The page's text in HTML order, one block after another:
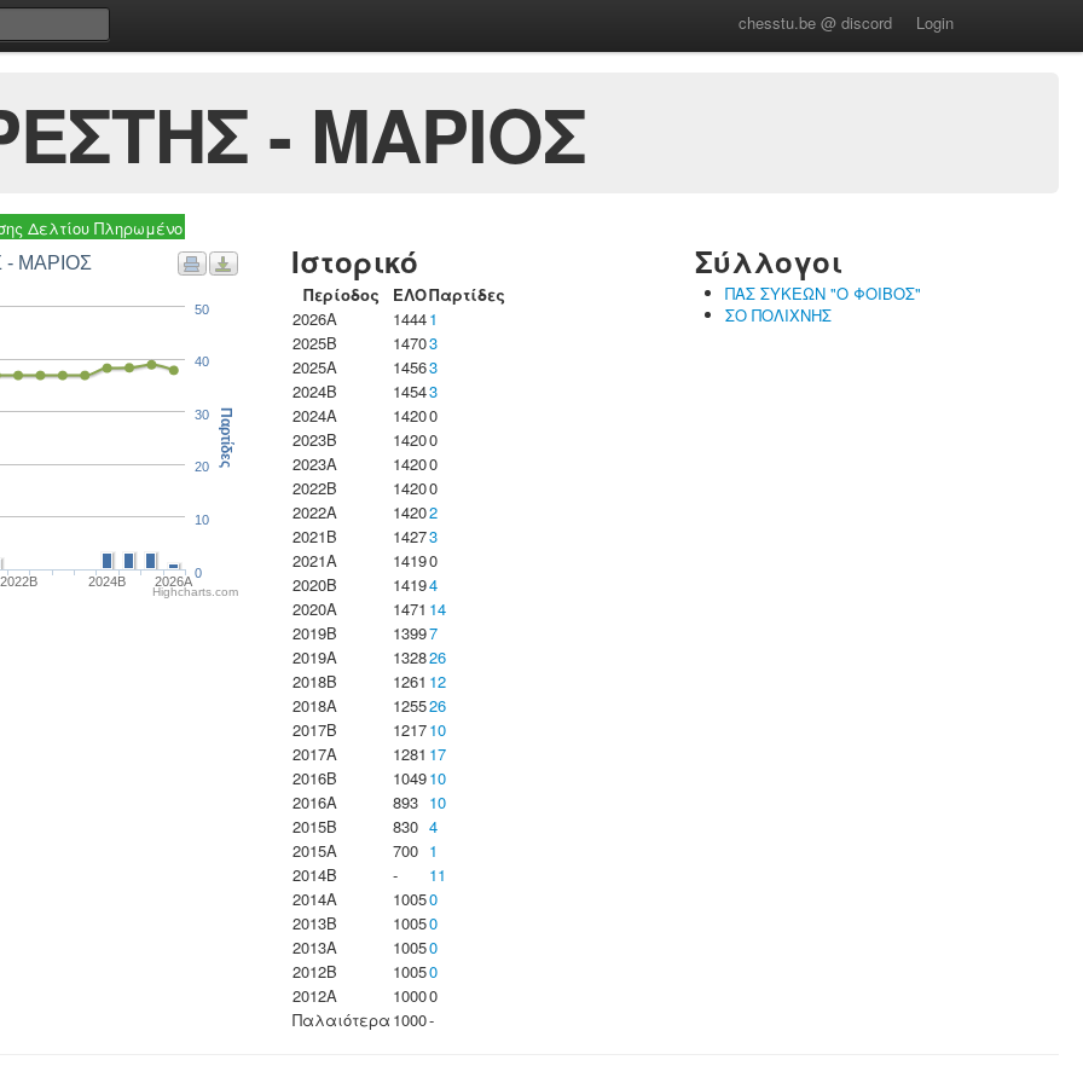
chesstu.be @ discord Login
- ΜΑΡΙΟΣ
Δελτίου Πληρωμένο
- ΜΑΡΙΟΣ
2022B 2024B 2026A
0
10
20
30
40
50
Παρτίδες
Highcharts.com
Ιστορικό
Περίοδος ΕΛΟΠαρτίδες
2026A
14441
2025B
14703
2025A
14563
2024B
14543
2024A
14200
2023B
14200
2023Α
14200
2022B
14200
2022A
14202
2021B
14273
2021A
14190
2020B
14194
2020A
1471 14
2019B
13997
2019A
132826
2018B
1261 12
2018A
125526
2017B
121710
2017A
1281 17
2016B
104910
2016A
893 10
2015B
830 4
2015A
700 1
2014B
-
11
2014A
10050
2013B
10050
2013A
10050
2012B
10050
2012A
10000
Παλαιότερα 1000-
Σύλλογοι
ΠΑΣ ΣΥΚΕΩΝ "Ο ΦΟΙΒΟΣ"
ΣΟ ΠΟΛΙΧΝΗΣ